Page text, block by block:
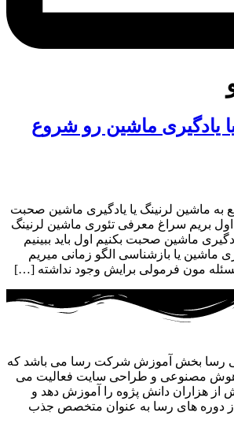
یادگیری ماشین رو شروع
به ماشین لرنینگ یا یادگیری ماشین صحبت
بریم سراغ معرفی تئوری ماشین لرنینگ
ماشین صحبت بکنیم اول باید ببینیم
ماشین یا بازشناسی الگو زمانی میریم
مون فرمولی برایش وجود نداشته […]
رسا بخش آموزش شرکت رسا می باشد که
مصنوعی و طراحی سایت فعالیت می
از هزاران دانش پژوه را آموزش دهد و
دوره های رسا به عنوان متخصص جذب